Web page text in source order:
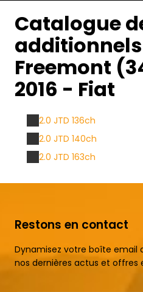
Catalogue
Freemont
2016 - Fiat
2.0 JTD 136ch
2.0 JTD 140ch
2.0 JTD 163ch
Restons en contact
Dynamisez votre boîte email
nos dernières actus et offres